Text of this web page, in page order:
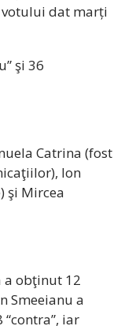
votului dat marți
şi 36
Catrina (fost
Ion
şi Mircea
a obţinut 12
Smeeianu a
iar